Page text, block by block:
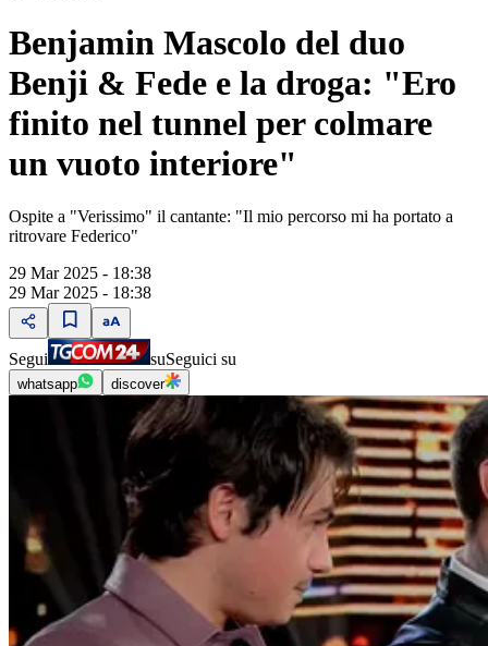
Benjamin Mascolo del duo
Benji & Fede e la droga: "Ero
finito nel tunnel per colmare
un vuoto interiore"
Ospite a "Verissimo" il cantante: "Il mio percorso mi ha portato a
ritrovare Federico"
29 Mar 2025 - 18:38
29 Mar 2025 - 18:38
Segui suSeguici su
whatsapp discover